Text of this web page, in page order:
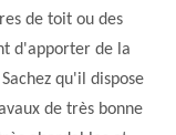
de toit ou des
d'apporter de la
qu'il dispose
de très bonne